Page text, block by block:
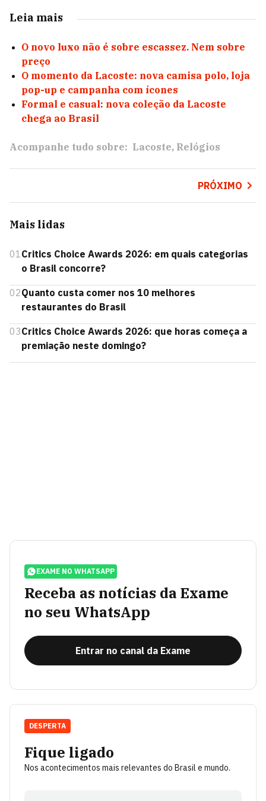
Leia mais
O novo luxo não é sobre escassez. Nem sobre
preço
O momento da Lacoste: nova camisa polo, loja
pop-up e campanha com ícones
Formal e casual: nova coleção da Lacoste
chega ao Brasil
Acompanhe tudo sobre: Lacoste Relógios
PRÓXIMO
Mais lidas
01Critics Choice Awards 2026: em quais categorias
o Brasil concorre?
02Quanto custa comer nos 10 melhores
restaurantes do Brasil
03Critics Choice Awards 2026: que horas começa a
premiação neste domingo?
EXAME NO WHATSAPP
Receba as notícias da Exame
no seu WhatsApp
Entrar no canal da Exame
Fique ligado
Nos acontecimentos mais relevantes do Brasil e mundo.
DESPERTA